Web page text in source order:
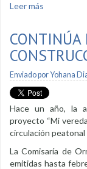
Leer más
CONTINÚA
Enviado porYohana
Hace un año, la
proyecto “Mi
circulación
La Comisaría de
emitidas hasta